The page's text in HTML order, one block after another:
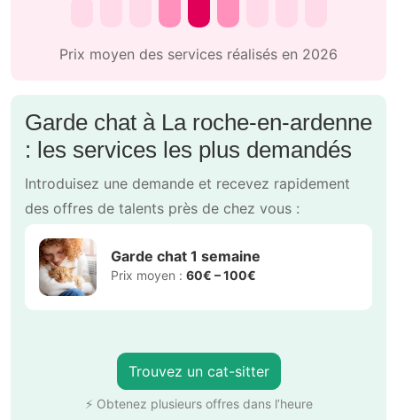
Prix moyen des services réalisés en 2026
Garde chat à La roche-en-ardenne
: les services les plus demandés
Introduisez une demande et recevez rapidement
des offres de talents près de chez vous :
Garde chat 1 semaine
Prix moyen : 60€ – 100€
Trouvez un cat-sitter
⚡ Obtenez plusieurs offres dans l’heure